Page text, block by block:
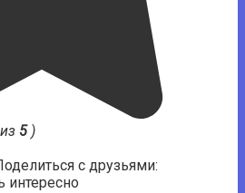
из 5)
с друзьями: